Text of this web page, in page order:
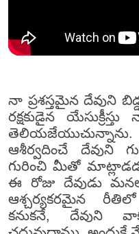
నా ప్రశస్తమైన దేవుని
రక్షకుడైన
ఆశీర్వదించే దేవుని
గురించి మీతో
ఈ రోజు దేవుడు
ఆశ్చర్యకరమైన రీతిలో
కనుకనే, దేవుని